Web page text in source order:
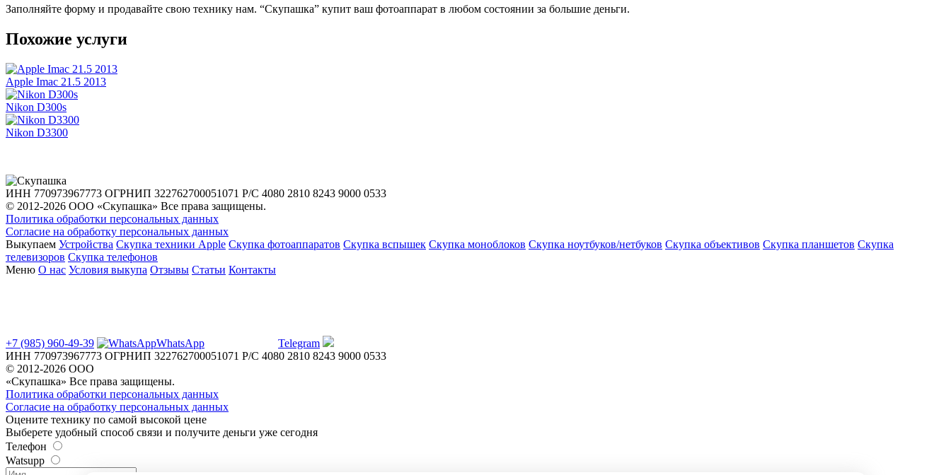
Заполняйте форму и продавайте свою технику нам. “Скупашка” купит ваш фотоаппарат в любом состоянии за большие деньги.
Похожие услуги
Apple Imac 21.5 2013
Nikon D300s
Nikon D3300
ИНН 770973967773 ОГРНИП 322762700051071 Р/С 4080 2810 8243 9000 0533
© 2012-2026 ООО «Скупашка» Все права защищены.
Политика обработки персональных данных
Согласие на обработку персональных данных
Выкупаем Устройства Скупка техники Apple Скупка фотоаппаратов Скупка вспышек Скупка моноблоков Скупка ноутбуков/нетбуков Скупка объективов Скупка планшетов Скупка
телевизоров Скупка телефонов
Меню О нас Условия выкупа Отзывы Статьи Контакты
+7 (985) 960-49-39 WhatsApp
Telegram
ИНН 770973967773 ОГРНИП 322762700051071 Р/С 4080 2810 8243 9000 0533
© 2012-2026 ООО
«Скупашка» Все права защищены.
Политика обработки персональных данных
Согласие на обработку персональных данных
Оцените технику по самой высокой цене
Выберете удобный способ связи и получите деньги уже сегодня
Телефон
Watsupp